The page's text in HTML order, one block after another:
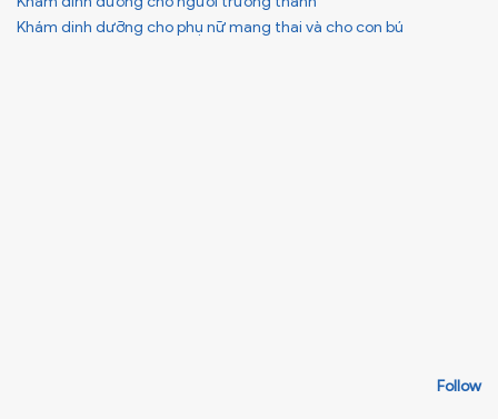
Khám dinh dưỡng cho phụ nữ mang thai và cho con bú
Follow